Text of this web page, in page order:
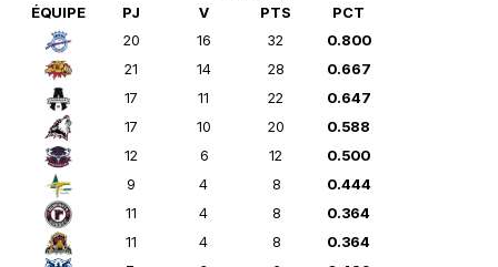
ÉQUIPE PJ V PTS
PCT
20
16 32
0.800
21
14 28
0.667
17
11 22
0.647
17
10 20
0.588
12
6 12
0.500
9
4 8
0.444
11
4 8
0.364
11
4 8
0.364